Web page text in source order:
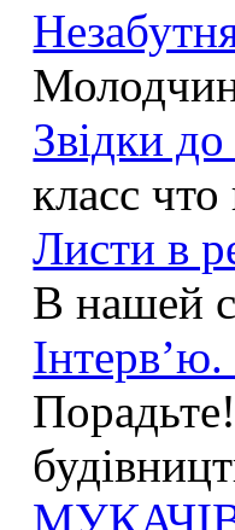
Звідки
класс
Листи в
В нашей